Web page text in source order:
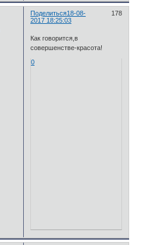
Поделиться 178
18-08-
2017 18:25:03
Как говорится,в
совершенстве-красота!
0